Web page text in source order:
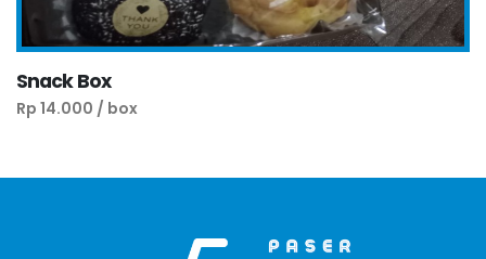
Snack Box
Rp 14.000 / box